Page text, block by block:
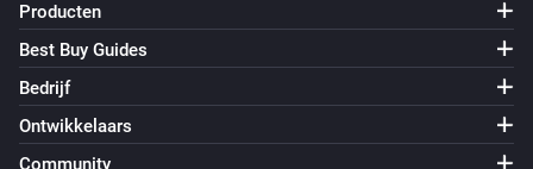
Producten
Best Buy Guides
Bedrijf
Ontwikkelaars
Community